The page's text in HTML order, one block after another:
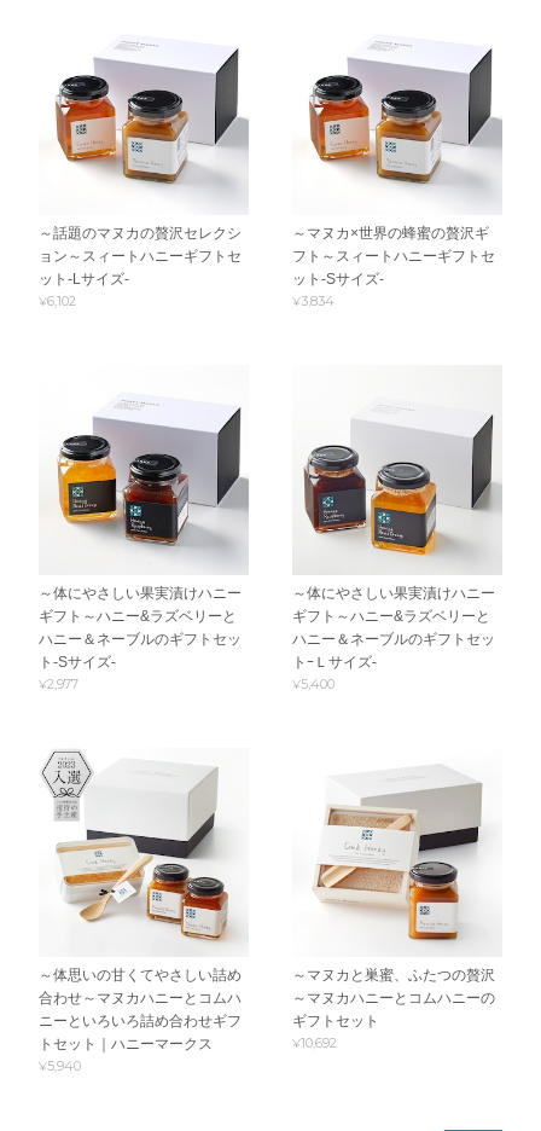
～話題のマヌカの贅沢セレクシ
ョン～スィートハニーギフトセ
ット-Lサイズ-
¥6,102
～マヌカ×世界の蜂蜜の贅沢ギ
フト～スィートハニーギフトセ
ット-Sサイズ-
¥3,834
～体にやさしい果実漬けハニー
ギフト～ハニー&ラズベリーと
ハニー＆ネーブルのギフトセッ
ト-Sサイズ-
¥2,977
～体にやさしい果実漬けハニー
ギフト～ハニー&ラズベリーと
ハニー＆ネーブルのギフトセッ
トｰＬサイズ-
¥5,400
～体思いの甘くてやさしい詰め
合わせ～マヌカハニーとコムハ
ニーといろいろ詰め合わせギフ
トセット｜ハニーマークス
¥5,940
～マヌカと巣蜜、ふたつの贅沢
～マヌカハニーとコムハニーの
ギフトセット
¥10,692